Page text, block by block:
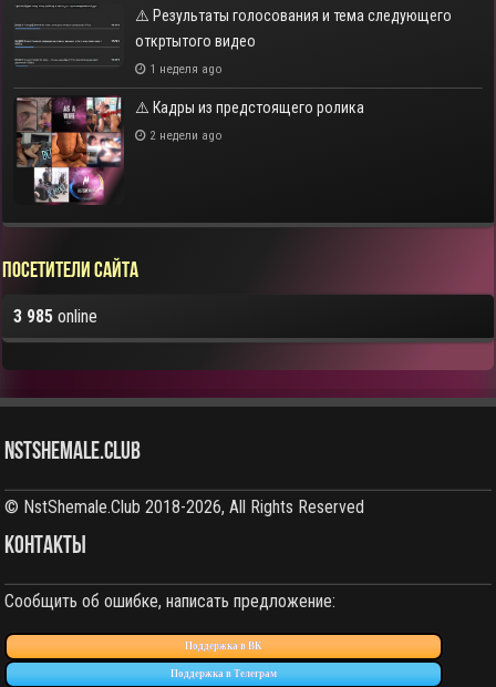
⚠️ Результаты голосования и тема следующего
откртытого видео
1 неделя ago
⚠️ Кадры из предстоящего ролика
2 недели ago
Посетители сайта
3 985 online
NstShemale.Club
© NstShemale.Club 2018-2026, All Rights Reserved
КОНТАКТЫ
Сообщить об ошибке, написать предложение:
Поддержка в ВК
Поддержка в Телеграм